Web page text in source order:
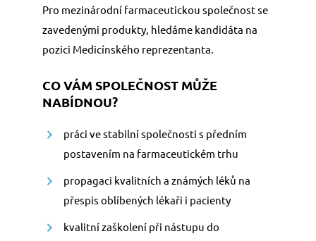
Pro mezinárodní farmaceutickou společnost se
zavedenými produkty, hledáme kandidáta na
pozici Medicínského reprezentanta.
CO VÁM SPOLEČNOST MŮŽE
NABÍDNOU?
práci ve stabilní společnosti s předním
postavením na farmaceutickém trhu
propagaci kvalitních a známých léků na
přespis oblíbených lékaři i pacienty
kvalitní zaškolení při nástupu do